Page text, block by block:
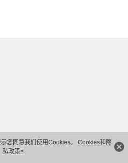
您同意我们使用Cookies。 Cookies和隐
私政策>